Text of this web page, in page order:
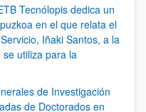
Tecnólopis dedica un
en el que relata el
Iñaki Santos, a la
utiliza para la
de Investigación
de Doctorados en